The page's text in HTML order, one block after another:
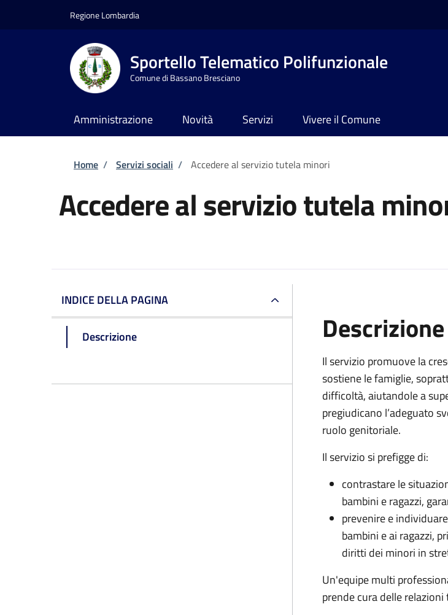
Regione Lombardia
Sportello Telematico Polifunzionale
Comune di Bassano Bresciano
Amministrazione Novità Servizi Vivere il Comune
Briciole di pane
Home / Servizi sociali / Accedere al servizio tutela minori
Accedere al servizio tutela
INDICE DELLA PAGINA
Descrizione Descrizione
Il servizio promuove la
sostiene le famiglie,
difficoltà, aiutandole a
pregiudicano l’adeguato
ruolo genitoriale.
Il servizio si prefigge di:
contrastare le
bambini e ragazzi,
prevenire e
bambini e ai ragazzi,
diritti dei minori in
Un'equipe multi
prende cura delle